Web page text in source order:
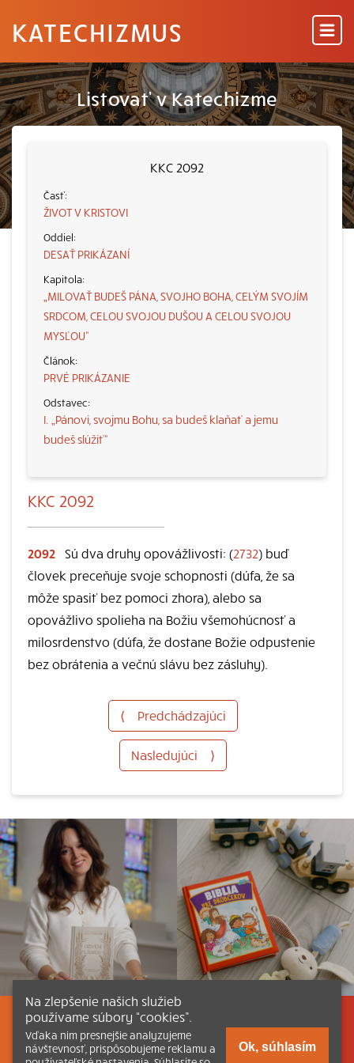
KATECHIZMUS
Listovať v Katechizme
KKC 2092
ŽIVOT V KRISTOVI
DESAŤ PRIKÁZANÍ
„MILOVAŤ BUDEŠ PÁNA, SVOJHO BOHA, CELÝM SVOJÍM
SRDCOM, CELOU SVOJOU DUŠOU A CELOU SVOJOU
MYSĽOU“
PRVÉ PRIKÁZANIE
I. „Pánovi, svojmu Bohu, sa budeš klaňať a jemu
budeš slúžiť“
KKC 2092
2092 Sú dva druhy opovážlivosti: (2732) buď
človek preceňuje svoje schopnosti (dúfa, že sa
môže spasiť bez pomoci zhora), alebo sa
opovážlivo spolieha na Božiu všemohúcnosť a
milosrdenstvo (dúfa, že dostane Božie odpustenie
bez obrátenia a večnú slávu bez zásluhy).
⟨ Predchádzajúci
Nasledujúci ⟩
Listovať Obsah Dokumenty a články
Na zlepšenie našich služieb
používame súbory “cookies”.
Vďaka nim presnejšie analyzujeme
návštevnosť, prispôsobujeme reklamu a
Ok, súhlasím